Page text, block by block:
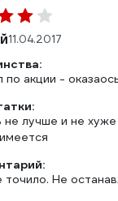
11.04.2017
по акции -
лучше и не хуже
Не